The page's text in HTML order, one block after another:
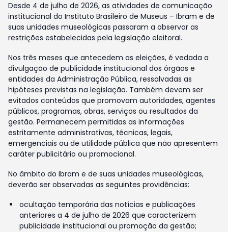
Desde 4 de julho de 2026, as atividades de comunicação
institucional do Instituto Brasileiro de Museus – Ibram e de
suas unidades museológicas passaram a observar as
restrições estabelecidas pela legislação eleitoral.
Nos três meses que antecedem as eleições, é vedada a
divulgação de publicidade institucional dos órgãos e
entidades da Administração Pública, ressalvadas as
hipóteses previstas na legislação. Também devem ser
evitados conteúdos que promovam autoridades, agentes
públicos, programas, obras, serviços ou resultados da
gestão. Permanecem permitidas as informações
estritamente administrativas, técnicas, legais,
emergenciais ou de utilidade pública que não apresentem
caráter publicitário ou promocional.
No âmbito do Ibram e de suas unidades museológicas,
deverão ser observadas as seguintes providências:
ocultação temporária das notícias e publicações
anteriores a 4 de julho de 2026 que caracterizem
publicidade institucional ou promoção da gestão;